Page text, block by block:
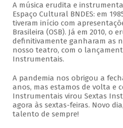
A música erudita e
Espaço Cultural BNDES: em
tiveram início com
Brasileira (OSB). Já em 2010,
definitivamente ganharam as
nosso teatro, com o
Instrumentais.
A pandemia nos obrigou a
anos, mas estamos de volta e
Instrumentais virou Sextas
agora às sextas-feiras. Novo
talento de sempre!